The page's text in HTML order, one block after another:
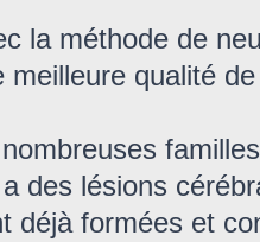
la méthode de
meilleure qualité
des lésions
déjà formées et